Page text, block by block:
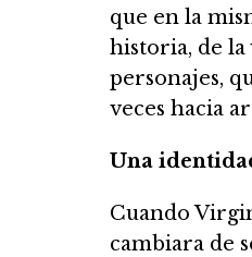
que en la
historia, de la
personajes,
veces hacia
Una
Cuando
cambiara de